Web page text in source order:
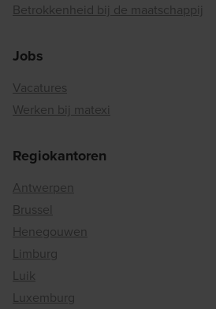
Betrokkenheid bij de maatschappij
Jobs
Vacatures
Werken bij matexi
Regiokantoren
Antwerpen
Brussel
Henegouwen
Limburg
Luik
Luxemburg